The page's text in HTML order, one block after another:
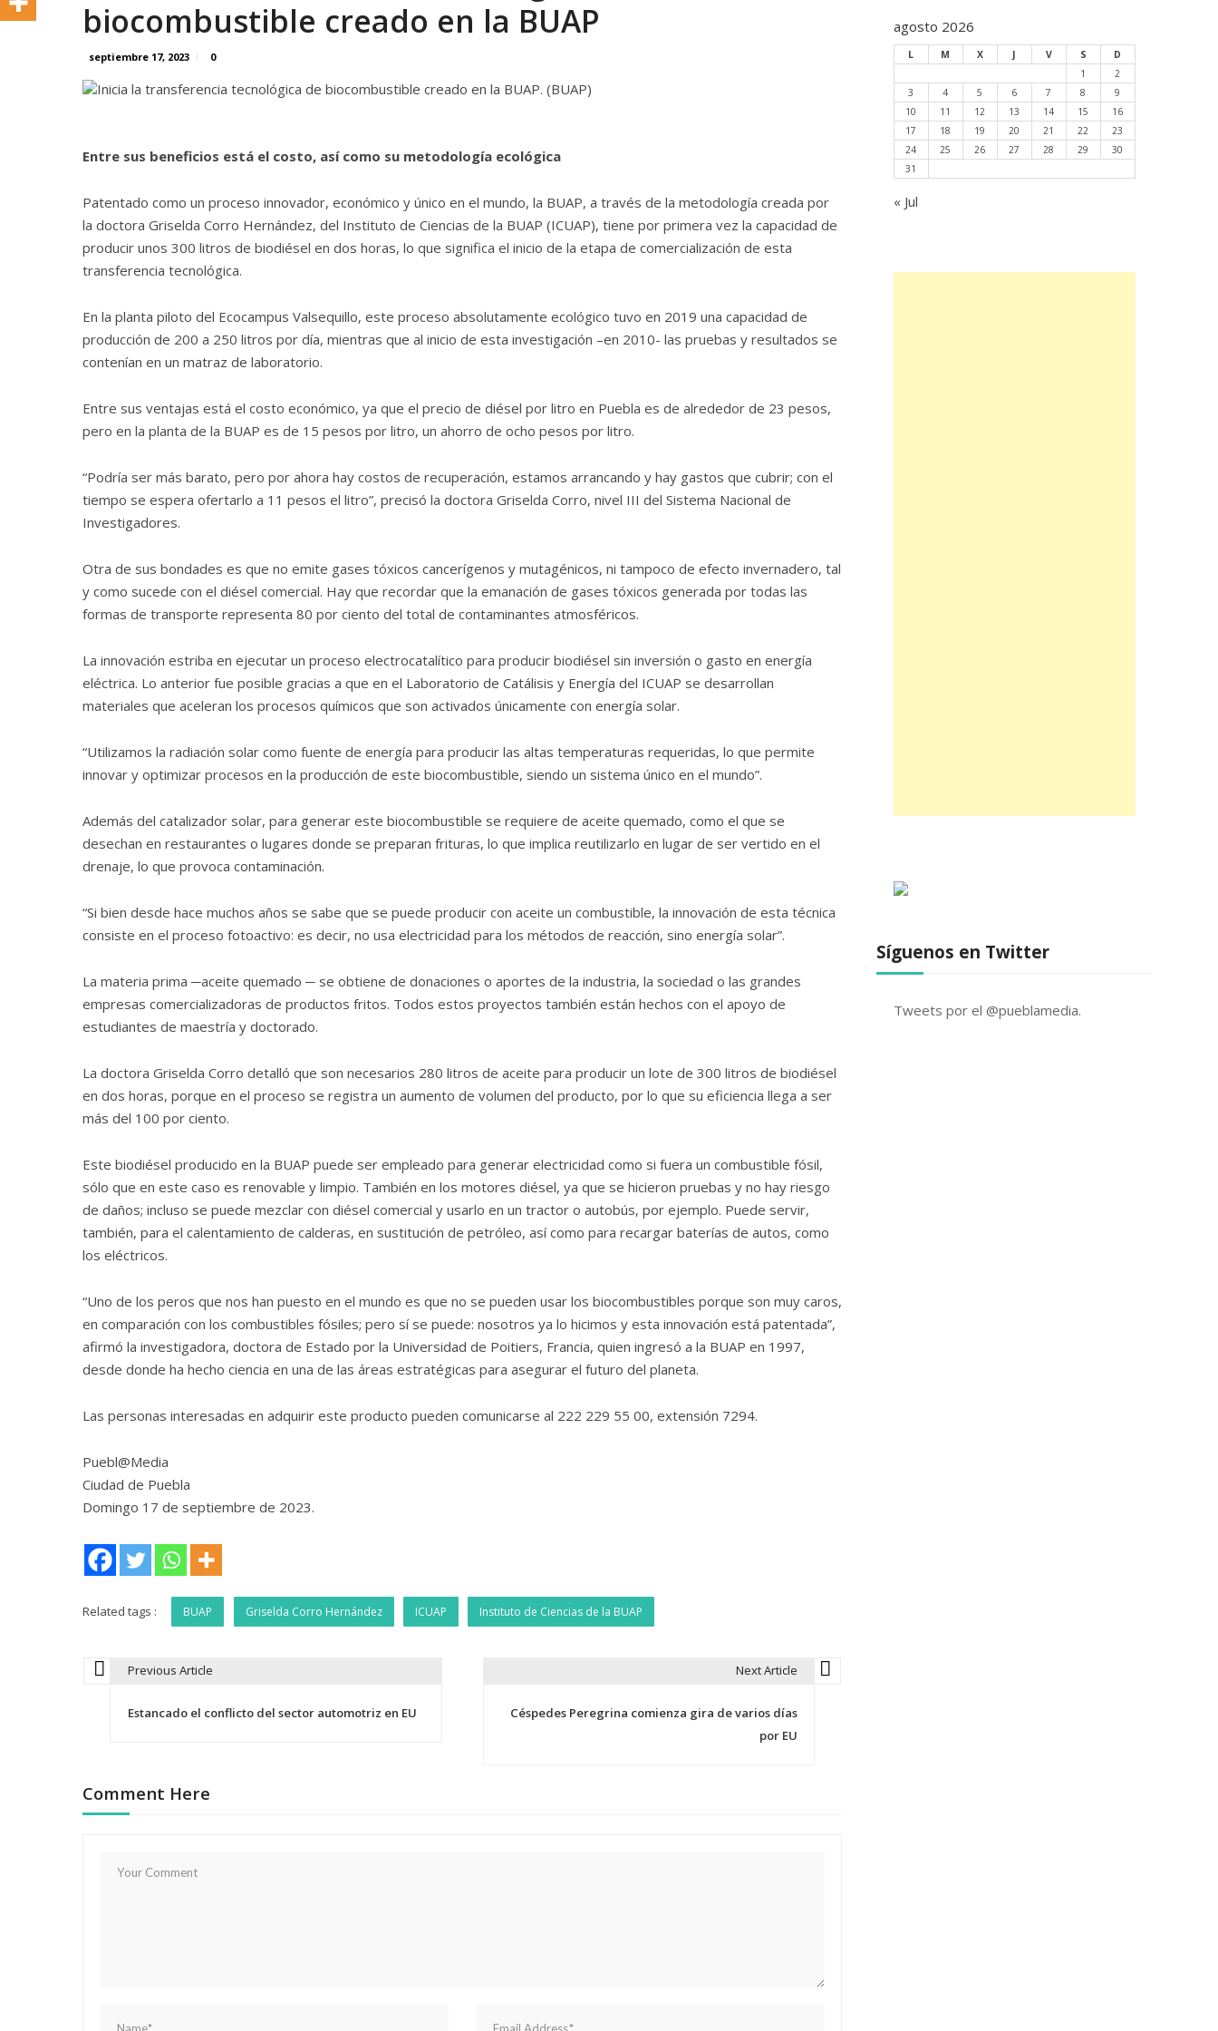
biocombustible creado en la BUAP
septiembre 17, 2023 0
Entre sus beneficios está el costo, así como su metodología ecológica
Patentado como un proceso innovador, económico y único en el mundo, la BUAP, a través de la metodología creada por
la doctora Griselda Corro Hernández, del Instituto de Ciencias de la BUAP (ICUAP), tiene por primera vez la capacidad de
producir unos 300 litros de biodiésel en dos horas, lo que significa el inicio de la etapa de comercialización de esta
transferencia tecnológica.
En la planta piloto del Ecocampus Valsequillo, este proceso absolutamente ecológico tuvo en 2019 una capacidad de
producción de 200 a 250 litros por día, mientras que al inicio de esta investigación –en 2010- las pruebas y resultados se
contenían en un matraz de laboratorio.
Entre sus ventajas está el costo económico, ya que el precio de diésel por litro en Puebla es de alrededor de 23 pesos,
pero en la planta de la BUAP es de 15 pesos por litro, un ahorro de ocho pesos por litro.
“Podría ser más barato, pero por ahora hay costos de recuperación, estamos arrancando y hay gastos que cubrir; con el
tiempo se espera ofertarlo a 11 pesos el litro”, precisó la doctora Griselda Corro, nivel III del Sistema Nacional de
Investigadores.
Otra de sus bondades es que no emite gases tóxicos cancerígenos y mutagénicos, ni tampoco de efecto invernadero, tal
y como sucede con el diésel comercial. Hay que recordar que la emanación de gases tóxicos generada por todas las
formas de transporte representa 80 por ciento del total de contaminantes atmosféricos.
La innovación estriba en ejecutar un proceso electrocatalítico para producir biodiésel sin inversión o gasto en energía
eléctrica. Lo anterior fue posible gracias a que en el Laboratorio de Catálisis y Energía del ICUAP se desarrollan
materiales que aceleran los procesos químicos que son activados únicamente con energía solar.
“Utilizamos la radiación solar como fuente de energía para producir las altas temperaturas requeridas, lo que permite
innovar y optimizar procesos en la producción de este biocombustible, siendo un sistema único en el mundo”.
Además del catalizador solar, para generar este biocombustible se requiere de aceite quemado, como el que se
desechan en restaurantes o lugares donde se preparan frituras, lo que implica reutilizarlo en lugar de ser vertido en el
drenaje, lo que provoca contaminación.
“Si bien desde hace muchos años se sabe que se puede producir con aceite un combustible, la innovación de esta técnica
consiste en el proceso fotoactivo: es decir, no usa electricidad para los métodos de reacción, sino energía solar”.
La materia prima ─aceite quemado ─ se obtiene de donaciones o aportes de la industria, la sociedad o las grandes
empresas comercializadoras de productos fritos. Todos estos proyectos también están hechos con el apoyo de
estudiantes de maestría y doctorado.
La doctora Griselda Corro detalló que son necesarios 280 litros de aceite para producir un lote de 300 litros de biodiésel
en dos horas, porque en el proceso se registra un aumento de volumen del producto, por lo que su eficiencia llega a ser
más del 100 por ciento.
Este biodiésel producido en la BUAP puede ser empleado para generar electricidad como si fuera un combustible fósil,
sólo que en este caso es renovable y limpio. También en los motores diésel, ya que se hicieron pruebas y no hay riesgo
de daños; incluso se puede mezclar con diésel comercial y usarlo en un tractor o autobús, por ejemplo. Puede servir,
también, para el calentamiento de calderas, en sustitución de petróleo, así como para recargar baterías de autos, como
los eléctricos.
“Uno de los peros que nos han puesto en el mundo es que no se pueden usar los biocombustibles porque son muy caros,
en comparación con los combustibles fósiles; pero sí se puede: nosotros ya lo hicimos y esta innovación está patentada”,
afirmó la investigadora, doctora de Estado por la Universidad de Poitiers, Francia, quien ingresó a la BUAP en 1997,
desde donde ha hecho ciencia en una de las áreas estratégicas para asegurar el futuro del planeta.
Las personas interesadas en adquirir este producto pueden comunicarse al 222 229 55 00, extensión 7294.
Puebl@Media
Ciudad de Puebla
Domingo 17 de septiembre de 2023.
Related tags : BUAP Griselda Corro Hernández ICUAP Instituto de Ciencias de la BUAP
v
e
Previous Article
Estancado el conflicto del sector automotriz en EU
Next Article
Céspedes Peregrina comienza gira de varios días
por EU
Comment Here
agosto 2026
L M X J V S
D
1
2
3
4 5 6 7 8
9
10
11 12 13 14 15
16
17
18 19 20 21 22
23
24
25 26 27 28 29
30
31
« Jul
Síguenos en Twitter
Tweets por el @pueblamedia.